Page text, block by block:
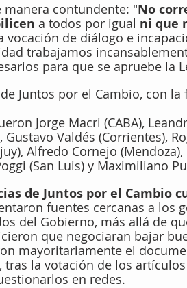
manera contundente: "No
a todos por igual ni que
vocación de diálogo e
trabajamos
para que se apruebe la
Juntos por el Cambio, con
Jorge Macri (CABA),
Gustavo Valdés (Corrientes),
Alfredo Cornejo
(San Luis) y Maximiliano
de Juntos por el Cambio
fuentes cercanas a los
del Gobierno, más allá de
que negociaran bajar
mayoritariamente el
tras la votación de los
en redes.